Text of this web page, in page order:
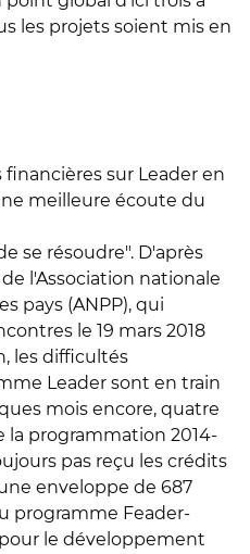
les projets soient mis en
financières sur Leader en
meilleure écoute du
se résoudre". D'après
l'Association nationale
pays (ANPP), qui
le 19 mars 2018
les difficultés
Leader sont en train
mois encore, quatre
la programmation 2014-
pas reçu les crédits
enveloppe de 687
programme Feader-
le développement